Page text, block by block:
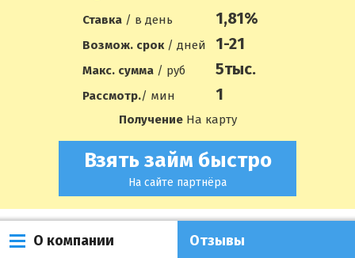
Ставка / в день 1,81%
Возмож. срок / дней 1-21
Макс. сумма / руб 5тыс.
Рассмотр./ мин 1
Получение На карту
Взять займ быстро
На сайте партнёра
О компании Отзывы